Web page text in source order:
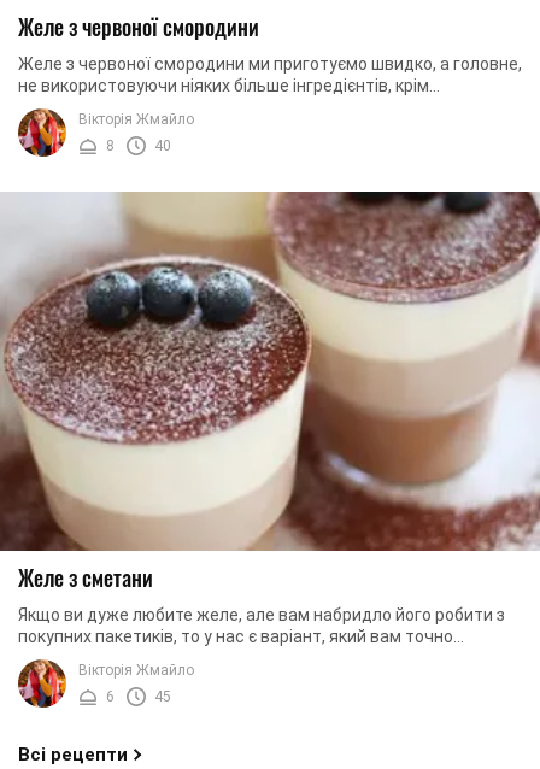
Желе з червоної смородини
Желе з червоної смородини ми приготуємо швидко, а головне,
не використовуючи ніяких більше інгредієнтів, крім
смородини і цукру. Такий десерт, за ...
Вікторія Жмайло
8
40
Желе з сметани
Якщо ви дуже любите желе, але вам набридло його робити з
покупних пакетиків, то у нас є варіант, який вам точно
сподобається. Більш того, ми будемо ...
Вікторія Жмайло
6
45
Всі рецепти